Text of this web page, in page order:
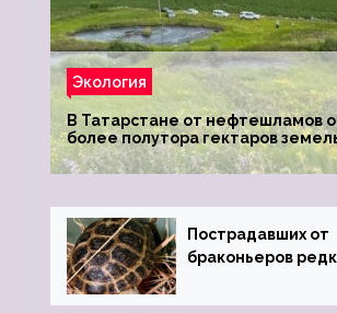
Экология
В Татарстане от нефтешламов
более полутора гектаров
Пострадавших от
браконьеров
зоопарк